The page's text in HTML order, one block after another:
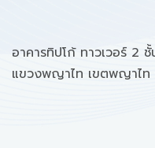
อาคารทิปโก้ ทาวเวอร์ 2
แขวงพญาไท เขตพญาไท